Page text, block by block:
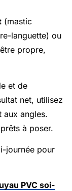
(mastic
languette) ou
propre,
et de
net, utilisez
angles.
à poser.
journée pour
PVC soi-